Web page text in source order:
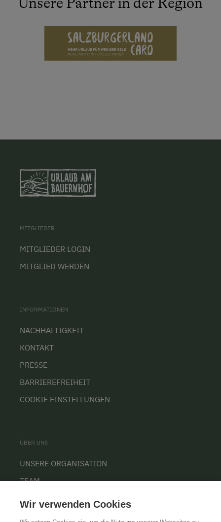
MITGLIEDER
MITGLIEDER LOGIN
MITGLIED WERDEN
INFORMATIONEN
NACHHALTIGKEIT
KONTAKT
PRESSE
BARRIEREFREIHEIT
COOKIE EINSTELLUNGEN
ÜBER UNS
UNSERE ORGANISATION
TEAM
KARRIERE
Wir verwenden Cookies